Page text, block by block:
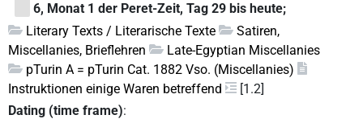
6, Monat 1 der Peret-Zeit, Tag 29 bis heute;
Literary Texts / Literarische Texte
Satiren,
Miscellanies, Brieflehren
Late-Egyptian Miscellanies
pTurin A = pTurin Cat. 1882 Vso. (Miscellanies)
Instruktionen einige Waren betreffend
[1.2]
Dating (time frame):